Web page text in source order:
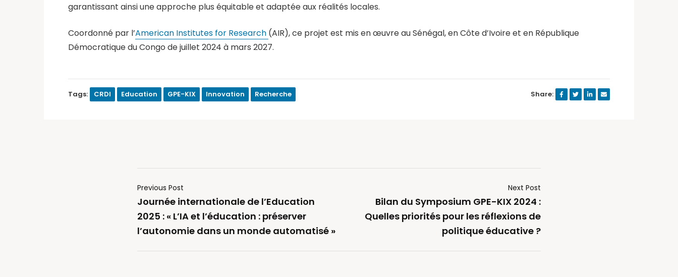
garantissant ainsi une approche plus équitable et adaptée aux réalités locales.
Coordonné par l’American Institutes for Research (AIR), ce projet est mis en œuvre au Sénégal, en Côte d’Ivoire et en République
Démocratique du Congo de juillet 2024 à mars 2027.
Tags: CRDI Education GPE-KIX Innovation Recherche Share:
Previous Post
Journée internationale de l’Education
2025 : « L’IA et l’éducation : préserver
l’autonomie dans un monde automatisé »
Next Post
Bilan du Symposium GPE-KIX 2024 :
Quelles priorités pour les réflexions de
politique éducative ?